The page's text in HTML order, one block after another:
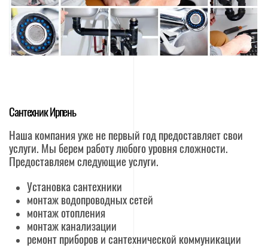
Сантехник Ирпень
Наша компания уже не первый год предоставляет свои
услуги. Мы берем работу любого уровня сложности.
Предоставляем следующие услуги.
Установка сантехники
монтаж водопроводных сетей
монтаж отопления
монтаж канализации
ремонт приборов и сантехнической коммуникации